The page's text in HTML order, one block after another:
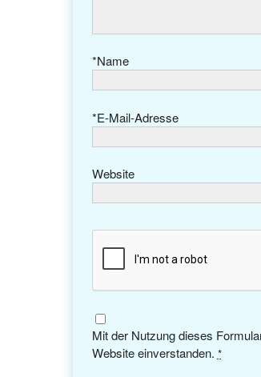
Name
*
E-Mail-Adresse
*
Website
Mit der Nutzung dieses
Website einverstanden. *